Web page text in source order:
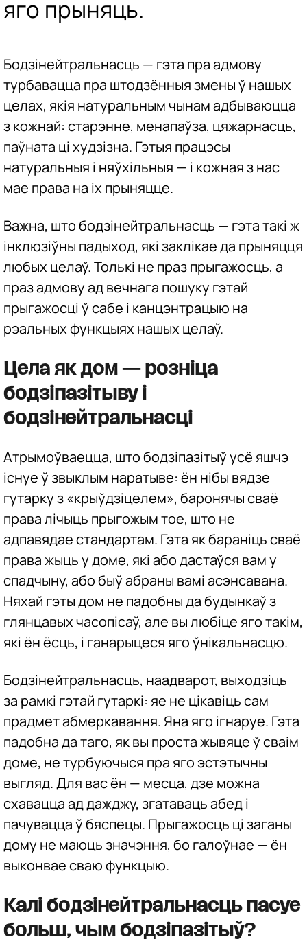
яго прыняць.
Бодзінейтральнасць — гэта пра адмову
турбавацца пра штодзённыя змены ў нашых
целах, якія натуральным чынам адбываюцца
з кожнай: старэнне, менапаўза, цяжарнасць,
паўната ці худзізна. Гэтыя працэсы
натуральныя і няўхільныя — і кожная з нас
мае права на іх прыняцце.
Важна, што бодзінейтральнасць — гэта такі ж
інклюзіўны падыход, які заклікае да прыняцця
любых целаў. Толькі не праз прыгажосць, а
праз адмову ад вечнага пошуку гэтай
прыгажосці ў сабе і канцэнтрацыю на
рэальных функцыях нашых целаў.
Цела як дом — розніца
бодзіпазітыву і
бодзінейтральнасці
Атрымоўваецца, што бодзіпазітыў усё яшчэ
існуе ў звыклым наратыве: ён нібы вядзе
гутарку з «крыўдзіцелем», баронячы сваё
права лічыць прыгожым тое, што не
адпавядае стандартам. Гэта як бараніць сваё
права жыць у доме, які або дастаўся вам у
спадчыну, або быў абраны вамі асэнсавана.
Няхай гэты дом не падобны да будынкаў з
глянцавых часопісаў, але вы любіце яго такім,
які ён ёсць, і ганарыцеся яго ўнікальнасцю.
Бодзінейтральнасць, наадварот, выходзіць
за рамкі гэтай гутаркі: яе не цікавіць сам
прадмет абмеркавання. Яна яго ігнаруе. Гэта
падобна да таго, як вы проста жывяце ў сваім
доме, не турбуючыся пра яго эстэтычны
выгляд. Для вас ён — месца, дзе можна
схавацца ад дажджу, згатаваць абед і
пачувацца ў бяспецы. Прыгажосць ці заганы
дому не маюць значэння, бо галоўнае — ён
выконвае сваю функцыю.
Калі бодзінейтральнасць пасуе
больш, чым бодзіпазітыў?